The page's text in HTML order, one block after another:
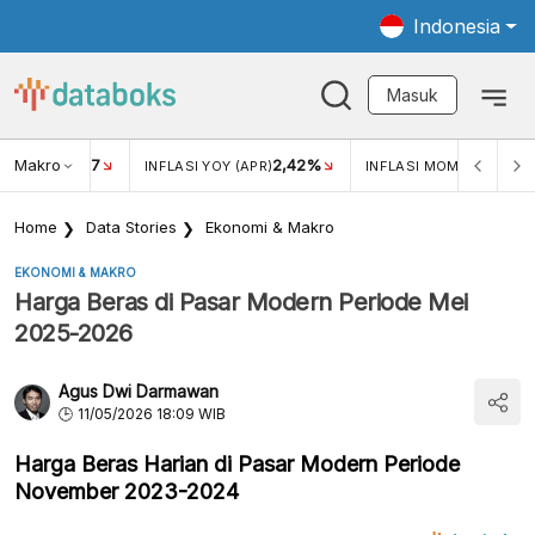
Indonesia
Masuk
Makro
USD/IDR 17 INFLASI YOY (APR)2,42% INFLASI MOM (MAR)
Home Data Stories Ekonomi & Makro
EKONOMI & MAKRO
Harga Beras di Pasar Modern Periode Mei
2025-2026
Agus Dwi Darmawan
11/05/2026 18:09 WIB
Harga Beras Harian di Pasar Modern Periode
November 2023-2024